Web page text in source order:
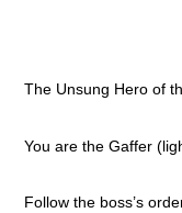
The Unsung Hero of
You are the Gaffer
Follow the boss’s